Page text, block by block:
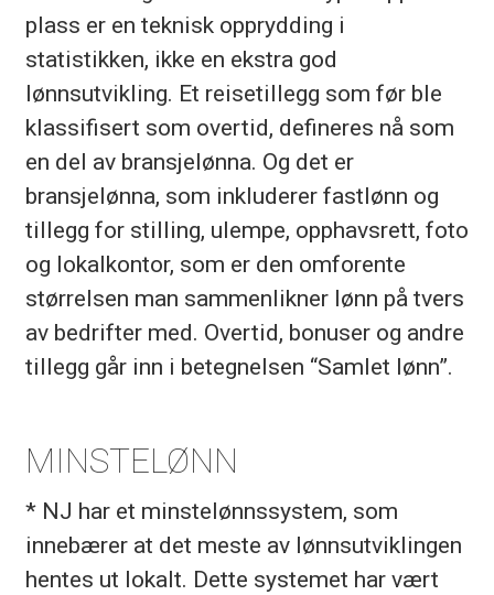
plass er en teknisk opprydding i
statistikken, ikke en ekstra god
lønnsutvikling. Et reisetillegg som før ble
klassifisert som overtid, defineres nå som
en del av bransjelønna. Og det er
bransjelønna, som inkluderer fastlønn og
tillegg for stilling, ulempe, opphavsrett, foto
og lokalkontor, som er den omforente
størrelsen man sammenlikner lønn på tvers
av bedrifter med. Overtid, bonuser og andre
tillegg går inn i betegnelsen “Samlet lønn”.
MINSTELØNN
* NJ har et minstelønnssystem, som
innebærer at det meste av lønnsutviklingen
hentes ut lokalt. Dette systemet har vært